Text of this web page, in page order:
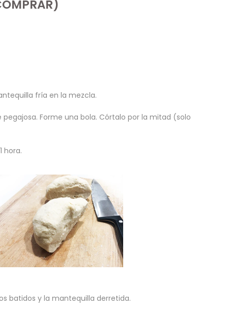
fría en la mezcla.
Forme una bola. Córtalo por la mitad (solo
hora.
batidos y la mantequilla derretida.